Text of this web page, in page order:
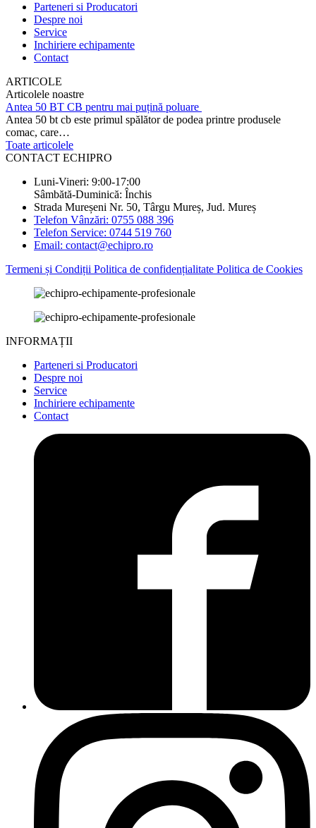
Parteneri si Producatori
Despre noi
Service
Inchiriere echipamente
Contact
ARTICOLE
Articolele noastre
Antea 50 BT CB pentru mai puțină poluare
Antea 50 bt cb este primul spălător de podea printre produsele
comac, care…
Toate articolele
CONTACT ECHIPRO
Luni-Vineri: 9:00-17:00
Sâmbătă-Duminică: Închis
Strada Mureșeni Nr. 50, Târgu Mureș, Jud. Mureș
Telefon Vânzări: 0755 088 396
Telefon Service: 0744 519 760
Email: contact@echipro.ro
Termeni și Condiții Politica de confidențialitate Politica de Cookies
INFORMAȚII
Parteneri si Producatori
Despre noi
Service
Inchiriere echipamente
Contact